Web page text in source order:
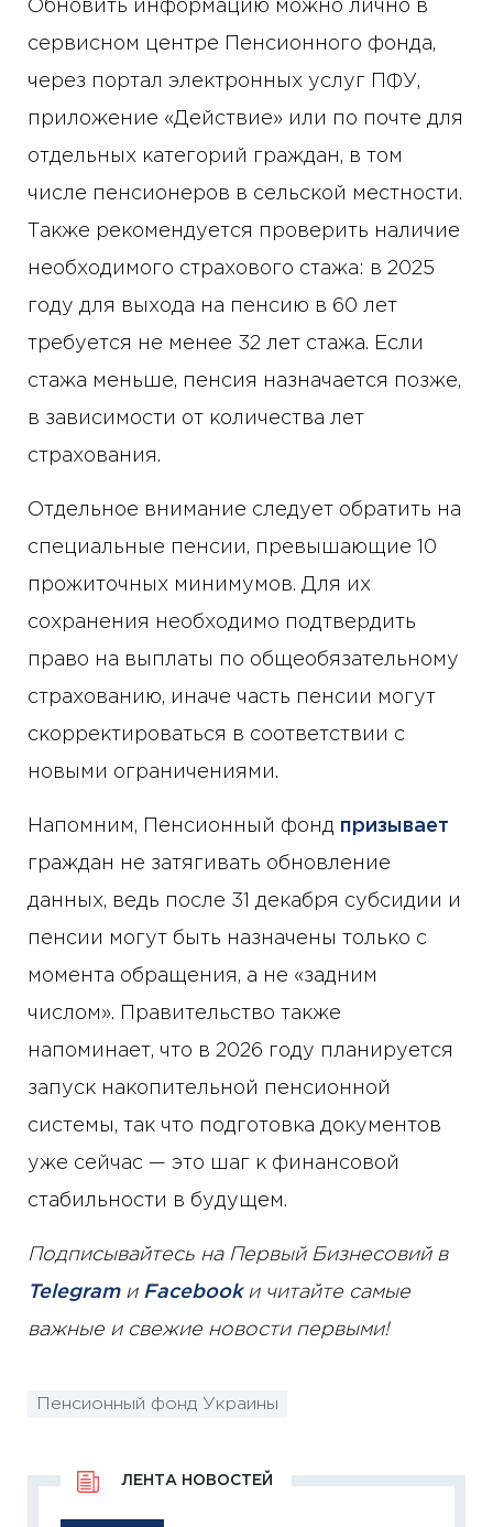
Обновить информацию можно лично в
сервисном центре Пенсионного фонда,
через портал электронных услуг ПФУ,
приложение «Действие» или по почте для
отдельных категорий граждан, в том
числе пенсионеров в сельской местности.
Также рекомендуется проверить наличие
необходимого страхового стажа: в 2025
году для выхода на пенсию в 60 лет
требуется не менее 32 лет стажа. Если
стажа меньше, пенсия назначается позже,
в зависимости от количества лет
страхования.
Отдельное внимание следует обратить на
специальные пенсии, превышающие 10
прожиточных минимумов. Для их
сохранения необходимо подтвердить
право на выплаты по общеобязательному
страхованию, иначе часть пенсии могут
скорректироваться в соответствии с
новыми ограничениями.
Напомним, Пенсионный фонд призывает
граждан не затягивать обновление
данных, ведь после 31 декабря субсидии и
пенсии могут быть назначены только с
момента обращения, а не «задним
числом». Правительство также
напоминает, что в 2026 году планируется
запуск накопительной пенсионной
системы, так что подготовка документов
уже сейчас — это шаг к финансовой
стабильности в будущем.
Подписывайтесь на Первый Бизнесовий в
Telegramи Facebookи читайте самые
важные и свежие новости первыми!
Пенсионный фонд Украины
ЛЕНТА НОВОСТЕЙ